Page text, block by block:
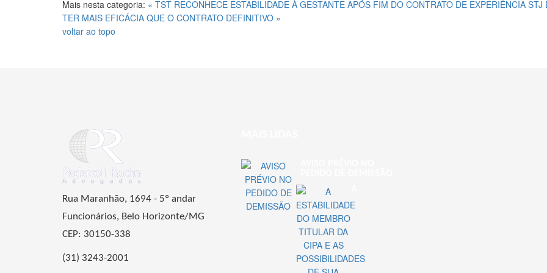
Mais nesta categoria: « TST RECONHECE ESTABILIDADE À GESTANTE APÓS FIM DO CONTRATO DE EXPERIÊNCIA STJ
TER MAIS EFICÁCIA QUE O CONTRATO DEFINITIVO »
voltar ao topo
Rua Maranhão, 1694 - 5º andar
Funcionários, Belo Horizonte/MG
CEP: 30150-338
(31) 3243-2001